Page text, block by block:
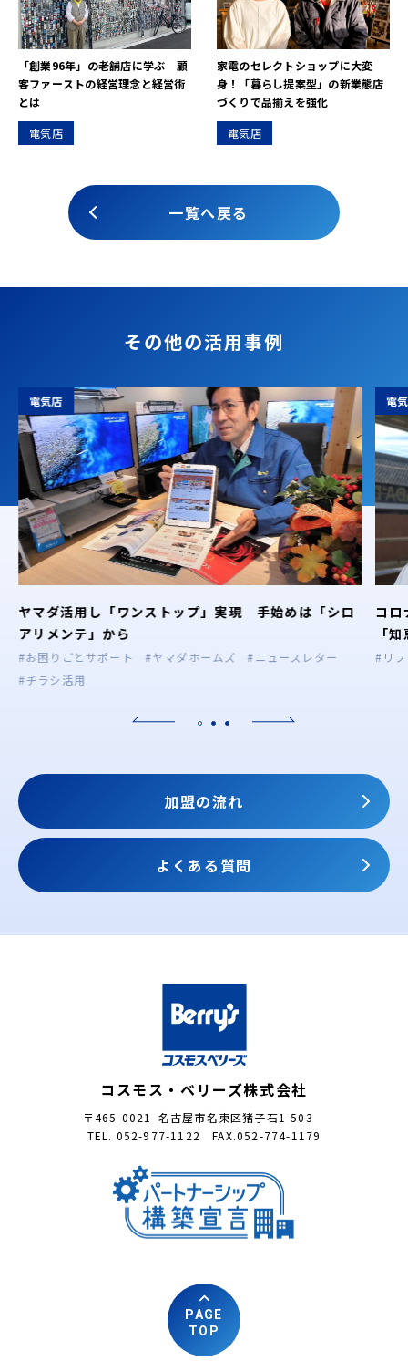
電気店
「創業96年」の老舗店に学ぶ 顧
客ファーストの経営理念と経営術
とは
一覧へ戻る
電気店
家電のセレクトショップに大変
身！「暮らし提案型」の新業態店
づくりで品揃えを強化
その他の活用事例
電気店
ヤマダ活用し「ワンストップ」実現 手始めは「シロ
アリメンテ」から
#お困りごとサポート #ヤマダホームズ
#ニュースレター
#チラシ活用
電
コロ
「
#リ
加盟の流れ
よくある質問
コスモス・ベリーズ株式会社
〒465-0021 名古屋市名東区猪子石1-503
TEL. 052-977-1122 FAX.052-774-1179
PAGE
TOP